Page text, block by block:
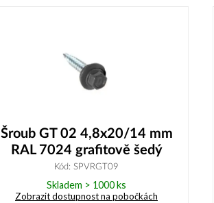
Šroub GT 02 4,8x20/14 mm
RAL 7024 grafitově šedý
Kód: SPVRGT09
Skladem > 1000 ks
Zobrazit dostupnost na pobočkách